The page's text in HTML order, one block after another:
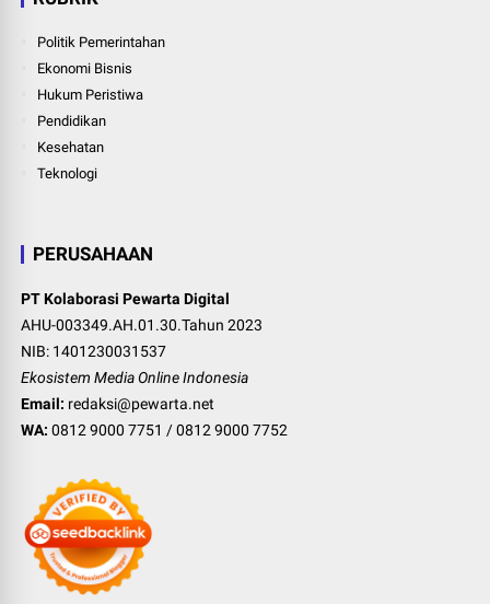
Politik Pemerintahan
Ekonomi Bisnis
Hukum Peristiwa
Pendidikan
Kesehatan
Teknologi
PERUSAHAAN
PT Kolaborasi Pewarta Digital
AHU-003349.AH.01.30.Tahun 2023
NIB: 1401230031537
Ekosistem Media Online Indonesia
Email: redaksi@pewarta.net
WA: 0812 9000 7751 /0812 9000 7752